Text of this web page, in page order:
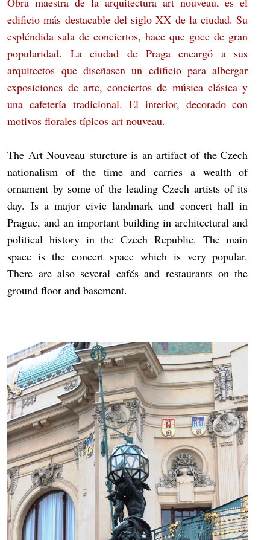
edificio más destacable del siglo XX de la ciudad. Su
espléndida sala de conciertos, hace que goce de gran
popularidad. La ciudad de Praga encargó a sus
arquitectos que diseñasen un edificio para albergar
exposiciones de arte, conciertos de música clásica y
una cafetería tradicional. El interior, decorado con
motivos florales típicos art nouveau.
The Art Nouveau sturcture is an artifact of the Czech
nationalism of the time and carries a wealth of
ornament by some of the leading Czech artists of its
day. Is a major civic landmark and concert hall in
Prague, and an important building in architectural and
political history in the Czech Republic. The main
space is the concert space which is very popular.
There are also several cafés and restaurants on the
ground floor and basement.